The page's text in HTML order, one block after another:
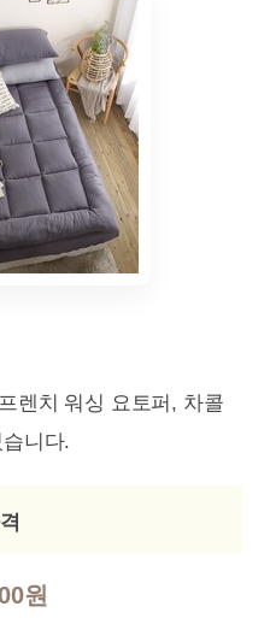
렌치 워싱 요토퍼, 차콜
니다.
원